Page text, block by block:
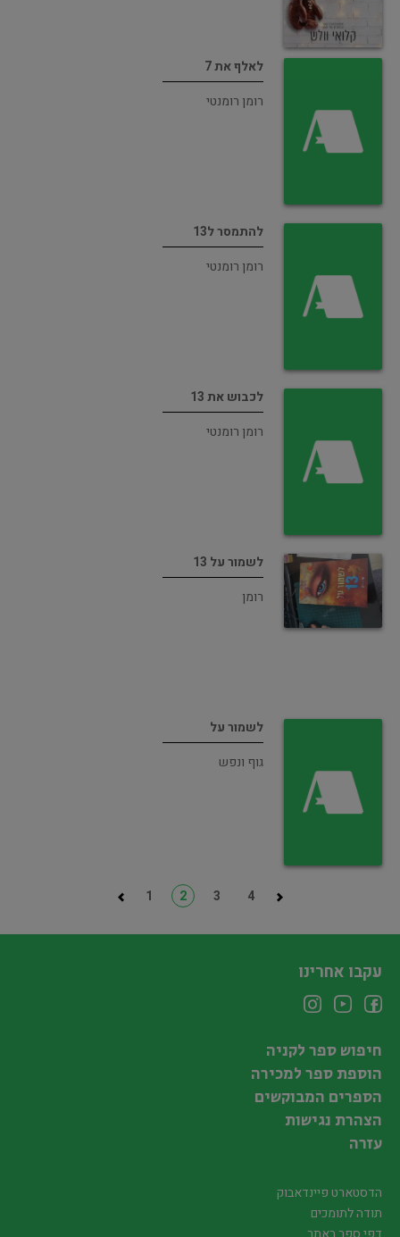
לאלף את 7
רומן רומנטי
להתמסר ל13
רומן רומנטי
לכבוש את 13
רומן רומנטי
לשמור על 13
רומן
לשמור על
גוף ונפש
1 2 3 4
עקבו אחרינו
חיפוש ספר לקניה
הוספת ספר למכירה
הספרים המבוקשים
הצהרת נגישות
עזרה
הדסטארט פיינדאבוק
תודה לתומכים